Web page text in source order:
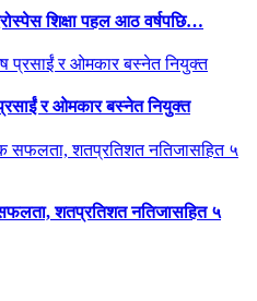
शिक्षा पहल आठ वर्षपछि…
र ओमकार बस्नेत नियुक्त
शतप्रतिशत नतिजासहित ५